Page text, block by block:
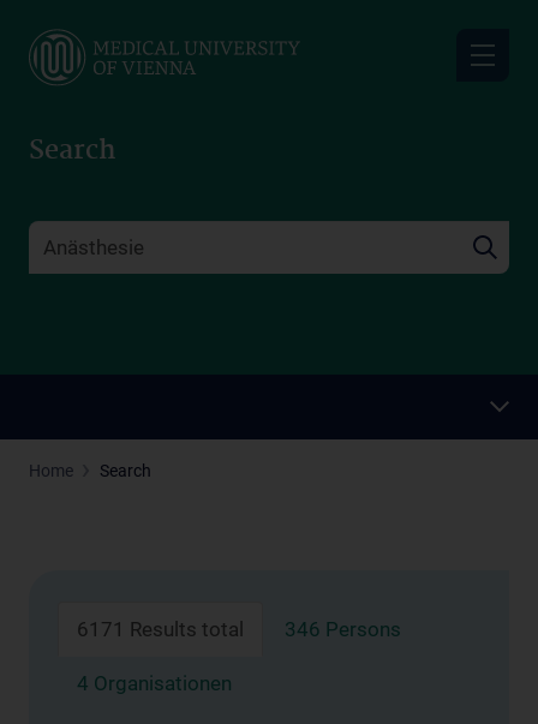
main
Search
Home Search
6171 Results total 346 Persons
4 Organisationen